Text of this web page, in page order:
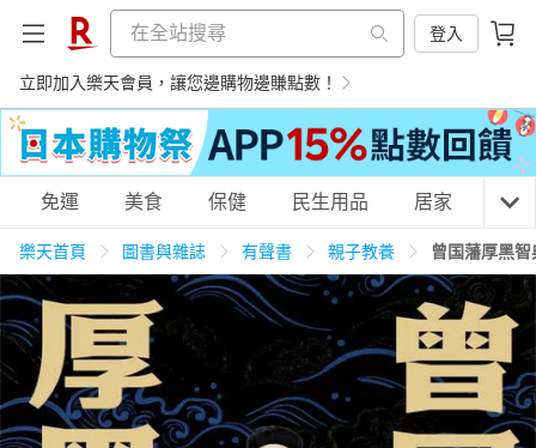
登入
立即加入樂天會員，讓您邊購物邊賺點數！
購物網分類
天天免運 美食蛋糕 養生保健 民生用品
居家生活 3C家電 運動休閒 親子玩具
免運 美食 保健 民生用品 居家 3C
樂天首頁 圖書與雜誌 有聲書 親子教養 曾国藩厚黑